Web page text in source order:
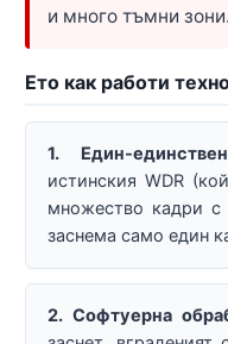
и много тъмни зони.
Ето как работи
1. Един-
истинския WDR
множество кадри с
заснема само един
2. Софтуерна